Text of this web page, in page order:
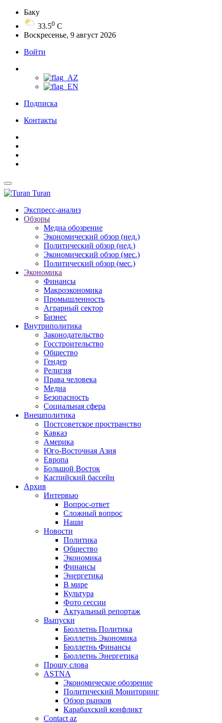
Баку
33.50 C
Воскресенье, 9 август 2026
Войти
Подписка
Контакты
Turan
Экспресс-анализ
Обзоры
Медиа обозрение
Экономический обзор (нед.)
Политический обзор (нед.)
Экономический обзор (мес.)
Политический обзор (мес.)
Экономика
Финансы
Макроэкономика
Промышленность
Аграрный сектор
Бизнес
Внутриполитика
Законодательство
Госстроительство
Общество
Гендер
Религия
Права человека
Медиа
Безопасность
Социальная сфера
Внешполитика
Постсоветское пространство
Кавказ
Америка
Юго-Восточная Азия
Европа
Большой Восток
Каспийский бассейн
Архив
Интервью
Вопрос-ответ
Сложный вопрос
Наши
Новости
Политика
Общество
Экономика
Финансы
Энергетика
В мире
Культура
Фото сессии
Актуальный репортаж
Выпуски
Бюллетнь Политика
Бюллетнь Экономика
Бюллетнь Финансы
Бюллетнь Энергетика
Прошу слова
ASTNA
Экономическое обозрение
Политический Мониторинг
Обзор рынков
Карабахский конфликт
Contact az